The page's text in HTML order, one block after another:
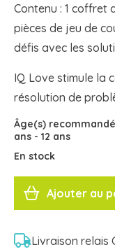
Contenu : 1 coffret
pièces de jeu de
défis avec les
IQ Love stimule la
résolution de
Âge(s)
ans - 12 ans
En stock
quantité
LOVE Ajouter au
Livraison relais